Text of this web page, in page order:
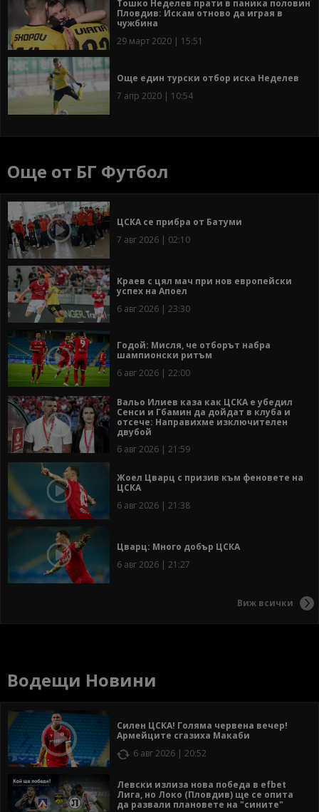
Тошко Неделев прати в паника половин
Пловдив: Искам отново да играя в
чужбина
29 март 2020 | 15:51
Още един турски отбор иска Неделев
7 апр 2020 | 10:54
Още от БГ Футбол
ЦСКА се прибра от Батуми
7 авг 2026 | 02:10
Краев с цял мач при нов европейски
успех на Апоел
6 авг 2026 | 23:30
Годой: Мисля, че отборът набра
шампионски ритъм
6 авг 2026 | 22:00
Вальо Илиев каза как ЦСКА е убедил
Сенси и Гбамин да дойдат в клуба и
отсече: Направихме изключителен
двубой
6 авг 2026 | 21:59
Жоел Цварц с призив към феновете на
ЦСКА
6 авг 2026 | 21:38
Цварц: Много добър ЦСКА
6 авг 2026 | 21:27
Виж всички
Водещи Новини
Силен ЦСКА! Голяма червена вечер!
Армейците сгазиха Макаби
6 авг 2026 | 20:52
Левски излиза нова победа в efbet
Лига, но Локо (Пловдив) ще се опита
да развали плановете на "сините"